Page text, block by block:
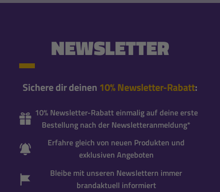
NEWSLETTER
Sichere dir deinen 10% Newsletter-Rabatt:
10% Newsletter-Rabatt einmalig auf deine erste
Bestellung nach der Newsletteranmeldung*
Erfahre gleich von neuen Produkten und
exklusiven Angeboten
Bleibe mit unseren Newslettern immer
brandaktuell informiert